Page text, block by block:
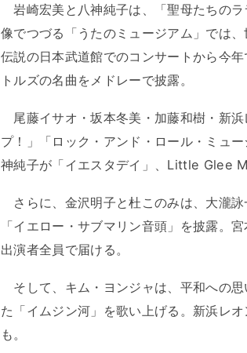
岩崎宏美と八神純子は、「聖母たちの
像でつづる「うたのミュージアム」では
伝説の日本武道館でのコンサートから今
トルズの名曲をメドレーで披露。
尾藤イサオ・坂本冬美・加藤和樹・新
プ！」「ロック・アンド・ロール・ミュ
神純子が「イエスタデイ」、Little Glee
さらに、金沢明子と杜このみは、大瀧
「イエロー・サブマリン音頭」を披露。
出演者全員で届ける。
そして、キム・ヨンジャは、平和への
た「イムジン河」を歌い上げる。新浜レ
も。